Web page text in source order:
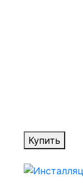
Купить